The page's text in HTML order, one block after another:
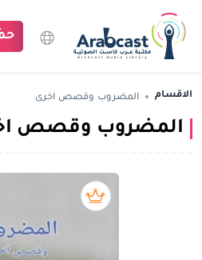
الرئيسية
مكتبة عرب كاست
الاقسام المضروب وقصص اخرى
المضروب وقصص
بريميوم book